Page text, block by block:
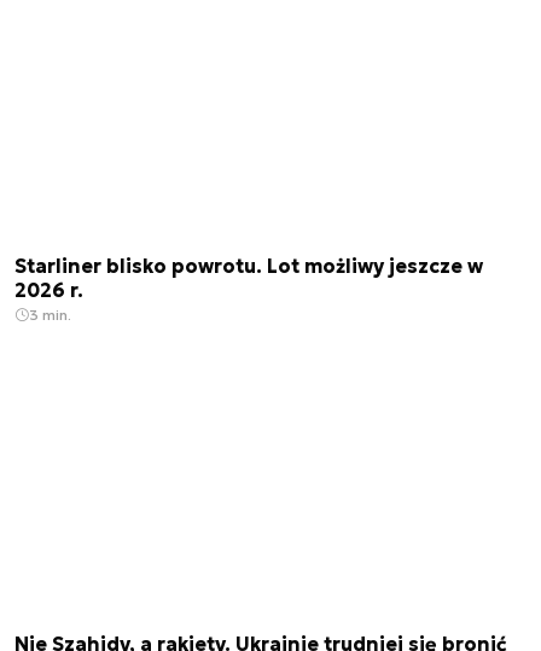
Starliner blisko powrotu. Lot możliwy jeszcze w
2026 r.
3 min.
Nie Szahidy, a rakiety. Ukrainie trudniej się bronić